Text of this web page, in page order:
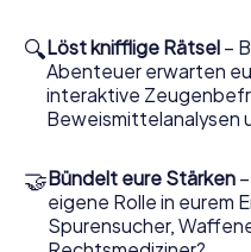
als Kriminalist,
bekommen
Handys gespielt, die
entsprechen und dem
„Abwechslungsreichtum“
Das Krimispiel in
beginnen!
🔍Löst knifflige Rätsel –
Abenteuer erwarten
interaktive
Beweismittelanalysen
🤝Bündelt eure Stärken
eigene Rolle in eurem
Spurensucher,